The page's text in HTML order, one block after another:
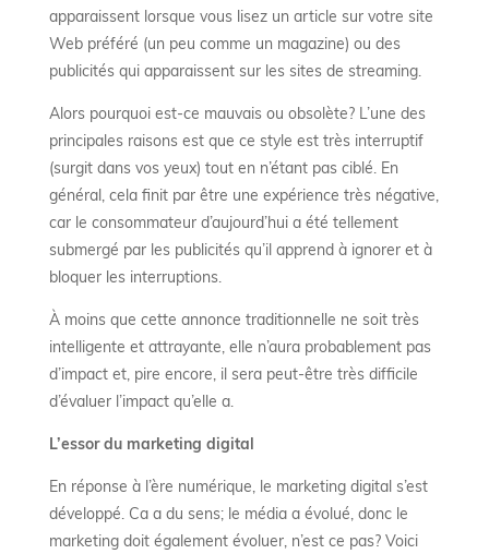
apparaissent lorsque vous lisez un article sur votre site
Web préféré (un peu comme un magazine) ou des
publicités qui apparaissent sur les sites de streaming.
Alors pourquoi est-ce mauvais ou obsolète? L’une des
principales raisons est que ce style est très interruptif
(surgit dans vos yeux) tout en n’étant pas ciblé. En
général, cela finit par être une expérience très négative,
car le consommateur d’aujourd’hui a été tellement
submergé par les publicités qu’il apprend à ignorer et à
bloquer les interruptions.
À moins que cette annonce traditionnelle ne soit très
intelligente et attrayante, elle n’aura probablement pas
d’impact et, pire encore, il sera peut-être très difficile
d’évaluer l’impact qu’elle a.
L’essor du marketing digital
En réponse à l’ère numérique, le marketing digital s’est
développé. Ca a du sens; le média a évolué, donc le
marketing doit également évoluer, n’est ce pas? Voici